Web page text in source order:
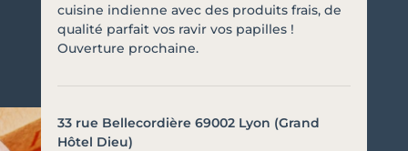
cuisine indienne avec des produits frais, de
qualité parfait vos ravir vos papilles !
Ouverture prochaine.
33 rue Bellecordière 69002 Lyon (Grand
Hôtel Dieu)